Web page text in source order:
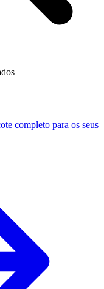
completo para os seus